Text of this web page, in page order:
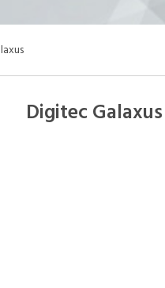
Digitec Galaxus